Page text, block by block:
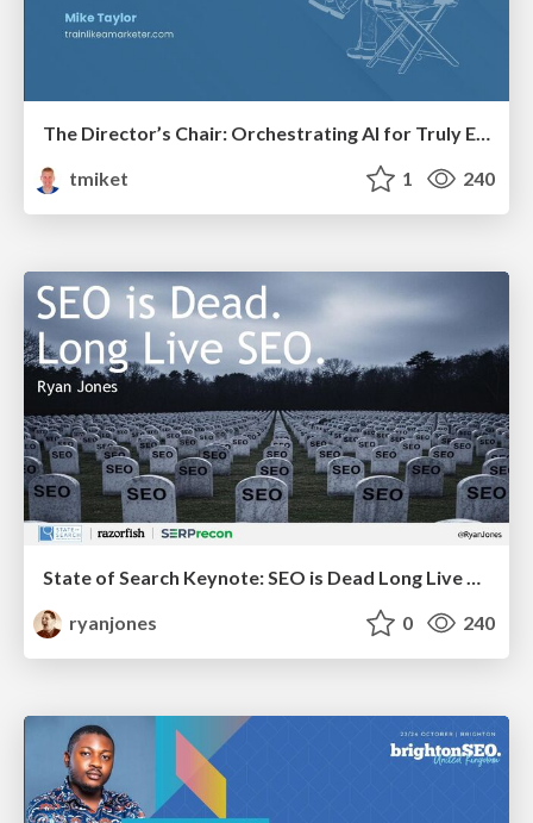
The Director’s Chair: Orchestrating AI for Truly Effective Learning
tmiket
1 240
ryanjones
0 240